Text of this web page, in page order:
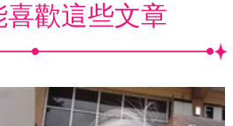
喜歡這些文章